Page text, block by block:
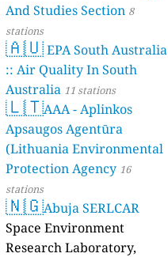
And Studies Section 8
stations
🇦🇺EPA South Australia
:: Air Quality In South
Australia 11 stations
🇱🇹AAA - Aplinkos
Apsaugos Agentūra
(Lithuania Environmental
Protection Agency 16
stations
🇳🇬Abuja SERLCAR
Space Environment
Research Laboratory,